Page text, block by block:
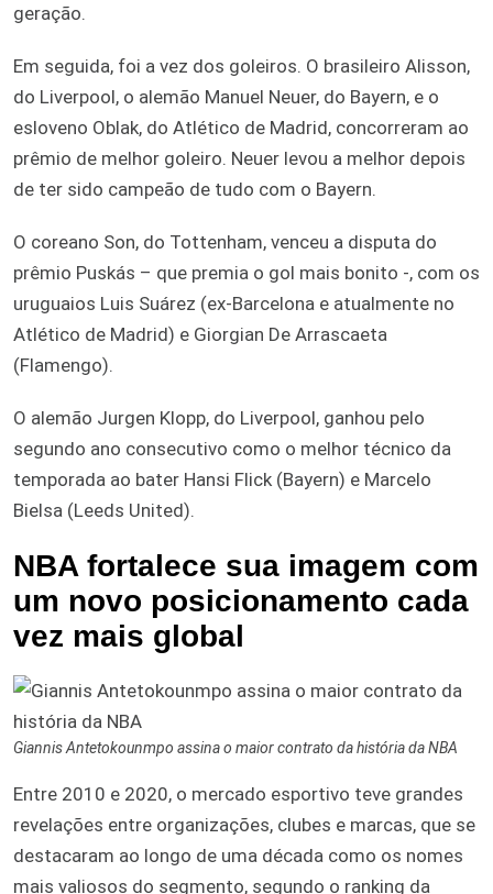
geração.
Em seguida, foi a vez dos goleiros. O brasileiro Alisson,
do Liverpool, o alemão Manuel Neuer, do Bayern, e o
esloveno Oblak, do Atlético de Madrid, concorreram ao
prêmio de melhor goleiro. Neuer levou a melhor depois
de ter sido campeão de tudo com o Bayern.
O coreano Son, do Tottenham, venceu a disputa do
prêmio Puskás – que premia o gol mais bonito -, com os
uruguaios Luis Suárez (ex-Barcelona e atualmente no
Atlético de Madrid) e Giorgian De Arrascaeta
(Flamengo).
O alemão Jurgen Klopp, do Liverpool, ganhou pelo
segundo ano consecutivo como o melhor técnico da
temporada ao bater Hansi Flick (Bayern) e Marcelo
Bielsa (Leeds United).
NBA fortalece sua imagem com
um novo posicionamento cada
vez mais global
Giannis Antetokounmpo assina o maior contrato da história da NBA
Entre 2010 e 2020, o mercado esportivo teve grandes
revelações entre organizações, clubes e marcas, que se
destacaram ao longo de uma década como os nomes
mais valiosos do segmento, segundo o ranking da